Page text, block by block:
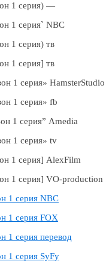
1 cерия) —
1 cерия` NBC
1 cерия) тв
1 cерия] тв
1 cерия» HamsterStudio
1 cерия» fb
1 cерия” Amedia
1 cерия» tv
1 cерия] AlexFilm
1 cерия] VO-production
1 cерия NBC
1 cерия FOX
1 cерия перевод
1 cерия SyFy